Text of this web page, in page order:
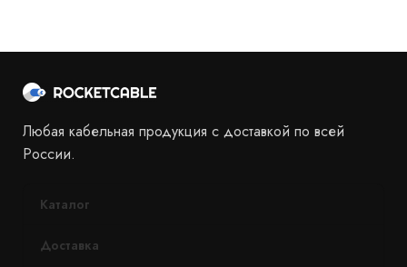
Любая кабельная продукция с доставкой по всей
России.
Каталог
Доставка